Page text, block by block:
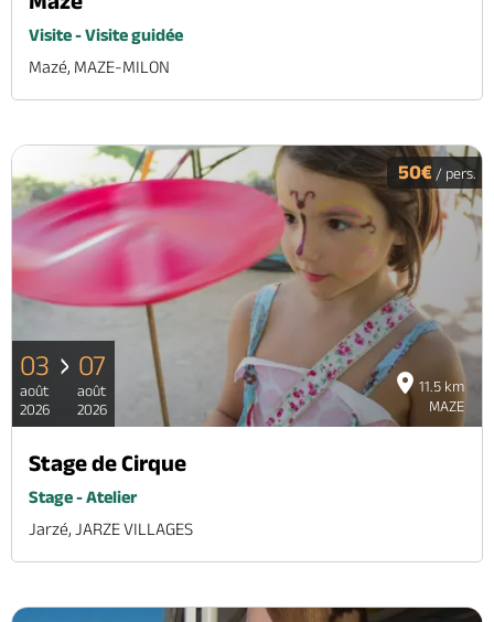
Visite - Visite guidée
Mazé, MAZE-MILON
11.5 km
MAZE
50€ / pers.
03
août
2026
07
août
2026
Stage de Cirque
Stage - Atelier
Jarzé, JARZE VILLAGES